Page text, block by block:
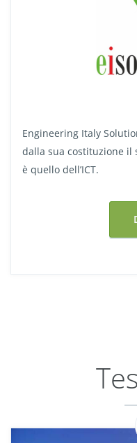
Engineering Italy
dalla sua costituzione
è quello dell’ICT.